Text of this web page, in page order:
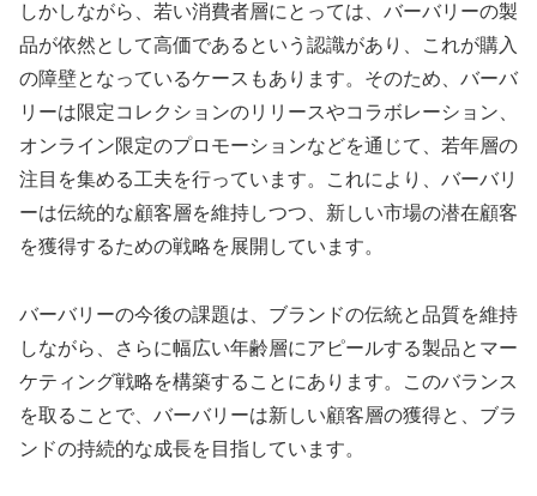
しかしながら、若い消費者層にとっては、バーバリーの製
品が依然として高価であるという認識があり、これが購入
の障壁となっているケースもあります。そのため、バーバ
リーは限定コレクションのリリースやコラボレーション、
オンライン限定のプロモーションなどを通じて、若年層の
注目を集める工夫を行っています。これにより、バーバリ
ーは伝統的な顧客層を維持しつつ、新しい市場の潜在顧客
を獲得するための戦略を展開しています。
バーバリーの今後の課題は、ブランドの伝統と品質を維持
しながら、さらに幅広い年齢層にアピールする製品とマー
ケティング戦略を構築することにあります。このバランス
を取ることで、バーバリーは新しい顧客層の獲得と、ブラ
ンドの持続的な成長を目指しています。